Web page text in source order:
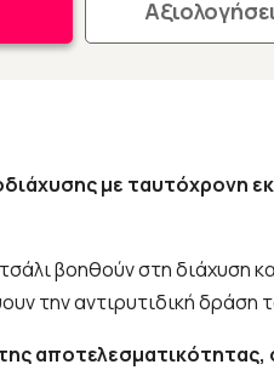
με ταυτόχρονη
βοηθούν στη διάχυση
την αντιρυτιδική